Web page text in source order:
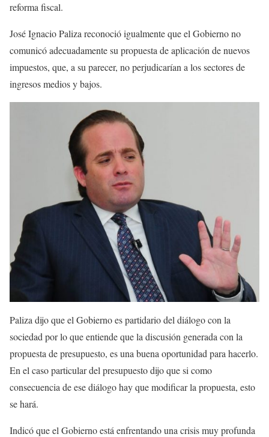
reforma fiscal.
José Ignacio Paliza reconoció igualmente que el Gobierno no
comunicó adecuadamente su propuesta de aplicación de nuevos
impuestos, que, a su parecer, no perjudicarían a los sectores de
ingresos medios y bajos.
Paliza dijo que el Gobierno es partidario del diálogo con la
sociedad por lo que entiende que la discusión generada con la
propuesta de presupuesto, es una buena oportunidad para hacerlo.
En el caso particular del presupuesto dijo que si como
consecuencia de ese diálogo hay que modificar la propuesta, esto
se hará.
Indicó que el Gobierno está enfrentando una crisis muy profunda